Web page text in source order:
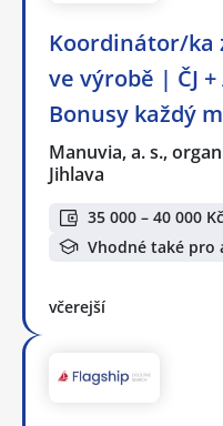
Koordinátor/ka
ve výrobě | ČJ +
Bonusy každý
Manuvia, a. s.,
Jihlava
35 000 – 40 000 Kč
Vhodné také pro
včerejší